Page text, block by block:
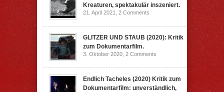
Kreaturen, spektakulär inszeniert.
21. April 2021, 2 Comments
GLITZER UND STAUB (2020): Kritik
zum Dokumentarfilm.
3. Oktober 2020, 2 Comments
Endlich Tacheles (2020) Kritik zum
Dokumentarfilm: unverständlich,